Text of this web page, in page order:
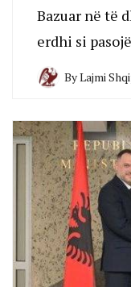
Bazuar në të
erdhi si
ByLajmi